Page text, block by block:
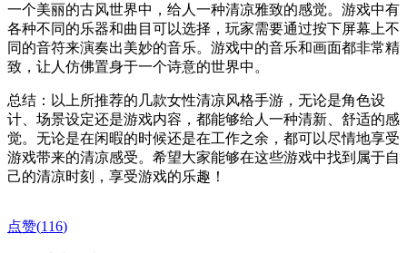
一个美丽的古风世界中，给人一种清凉雅致的感觉。游戏中有
各种不同的乐器和曲目可以选择，玩家需要通过按下屏幕上不
同的音符来演奏出美妙的音乐。游戏中的音乐和画面都非常精
致，让人仿佛置身于一个诗意的世界中。
总结：以上所推荐的几款女性清凉风格手游，无论是角色设
计、场景设定还是游戏内容，都能够给人一种清新、舒适的感
觉。无论是在闲暇的时候还是在工作之余，都可以尽情地享受
游戏带来的清凉感受。希望大家能够在这些游戏中找到属于自
己的清凉时刻，享受游戏的乐趣！
点赞(116)